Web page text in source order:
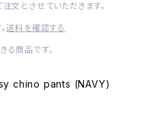
文とさせていただきます。
送料を確認する
る商品です。
chino pants (NAVY)